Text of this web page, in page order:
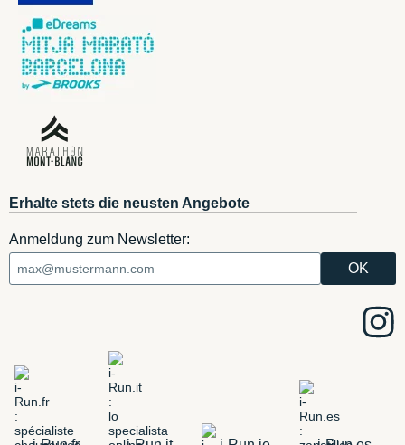
Erhalte stets die neusten Angebote
Anmeldung zum Newsletter: